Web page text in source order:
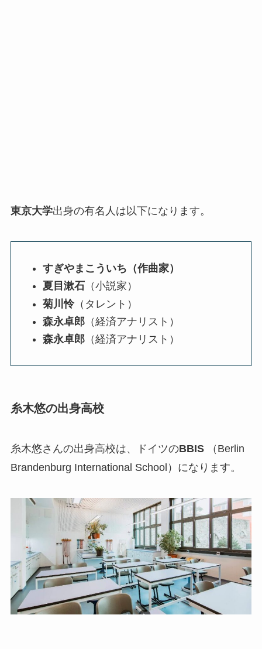
東京大学出身の有名人は以下になります。
すぎやまこういち （作曲家）
夏目漱石（小説家）
菊川怜（タレント）
森永卓郎（経済アナリスト）
森永卓郎（経済アナリスト）
糸木悠の出身高校
糸木悠さんの出身高校は、ドイツのBBIS
（Berlin
Brandenburg International School）になります。